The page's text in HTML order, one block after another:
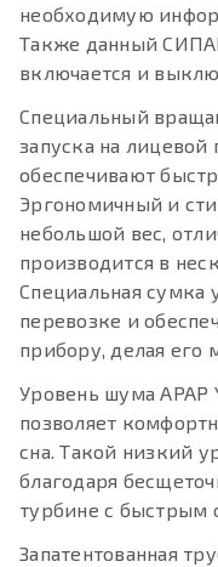
необходимую
Также данный
включается и
Специальный
запуска на лицевой
обеспечивают
Эргономичный и
небольшой вес,
производится в
Специальная сумка
перевозке и
прибору, делая его
Уровень шума APAP
позволяет
сна. Такой низкий
благодаря
турбине с быстрым
Запатентованная